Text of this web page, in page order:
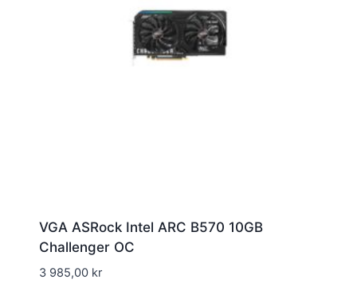
VGA ASRock Intel ARC B570 10GB
Challenger OC
3 985,00 kr